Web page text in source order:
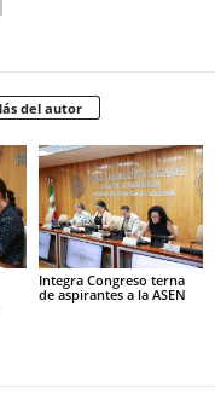
del autor
Integra Congreso terna
de aspirantes a la ASEN